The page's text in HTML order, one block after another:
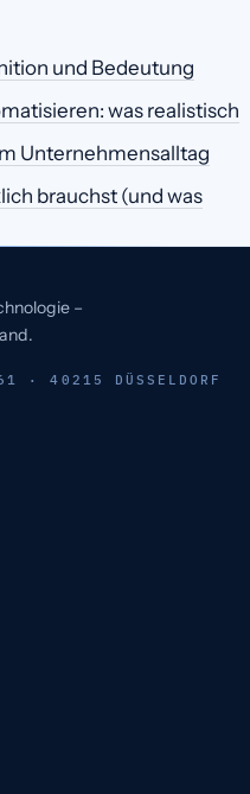
und Bedeutung
was realistisch
Unternehmensalltag
brauchst (und was
–
· 40215 DÜSSELDORF